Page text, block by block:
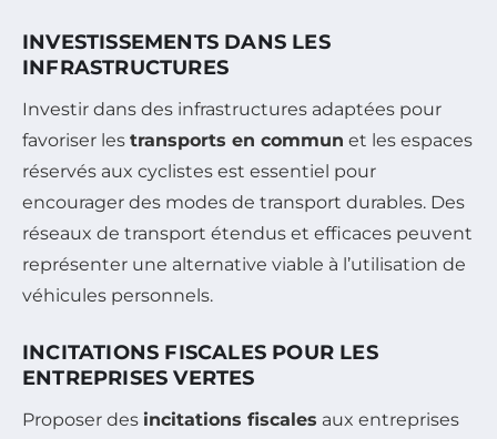
INVESTISSEMENTS DANS LES
INFRASTRUCTURES
Investir dans des infrastructures adaptées pour
favoriser les transports en commun et les espaces
réservés aux cyclistes est essentiel pour
encourager des modes de transport durables. Des
réseaux de transport étendus et efficaces peuvent
représenter une alternative viable à l’utilisation de
véhicules personnels.
INCITATIONS FISCALES POUR LES
ENTREPRISES VERTES
Proposer des incitations fiscales aux entreprises